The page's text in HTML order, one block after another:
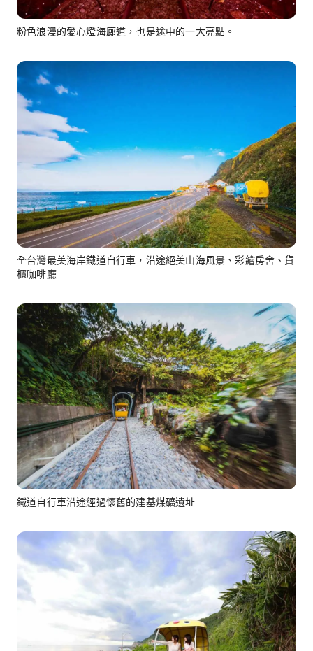
粉色浪漫的愛心燈海廊道，也是途中的一大亮點。
全台灣最美海岸鐵道自行車，沿途絕美山海風景、彩繪房舍、貨
櫃咖啡廳
鐵道自行車沿途經過懷舊的建基煤礦遺址